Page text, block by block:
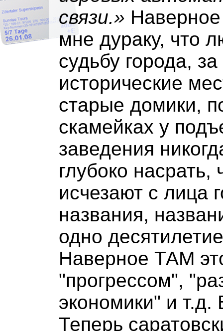
связи.»
мне дураку, что
судьбу города,
исторические
старые домики,
скамейках у
заведения
глубоко насрать,
исчезают с лица
названия,
одно
Наверное ТАМ
"прогрессом",
экономики" и
Теперь